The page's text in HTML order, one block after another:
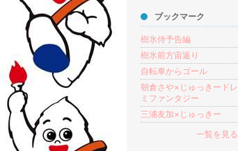
ブックマーク
樹氷侍予告編
樹氷前方宙返り
自転車からゴール
朝倉さや×じゅっきードレ
ミファンタジー
三浦友加×じゅっきー
一覧を見る